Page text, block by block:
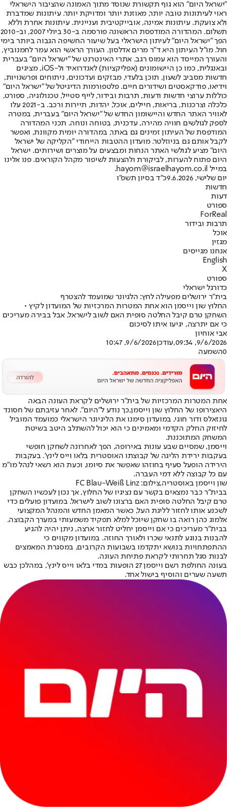
"ישראל היום" הוא גוף תקשורת שנוסד מתוך האמונה שהציבור הישראלי
ראוי לעיתונות טובה יותר, מאוזנת יותר ומדויקת יותר. עיתונות שמדברת
ולא צועקת. עיתונות אמינה, אובייקטיבית ועניינית. עיתונות אחרת וללא
תשלום. המהדורה המודפסת הראשונה פורסמה ב-30 ביולי 2007, וב-2010
הפך "ישראל היום" לעיתון הישראלי בעל שיעור החשיפה הגבוה ביותר בימי
חול. מו"ל העיתון היא ד"ר מרים אדלסון. העורך הראשי הוא עמר לחמנוביץ,
והעורך המייסד הוא עמוס רגב. אתרי האינטרנט של "ישראל היום" בעברית
ובאנגלית, כמו כן היישומונים (אפליקציות) לאנדרואיד ול-iOS, מציגים
חדשות מסביב לשעון, תוכן בלעדי, מבזקים ועדכונים, ניתוחים ופרשנויות,
וידיאו, פודקאסטים ושידורים חיים. פלטפורמות הדיגיטל של "ישראל היום"
כוללות ערוצי חדשות ודעות, תרבות ובידור, לייף סטייל, טכנולוגיה, ספורט,
כלכלה וצרכנות, בריאות, חיילים, אוכל, יהדות, תיירות ורכב. ב-2021 עלו
לאוויר האתר החדש והיישומון החדש של "ישראל היום" בעברית, במטרה
לספק לגולשים חוויה מהירה, עדכנית, בטוחה ונוחה. תכני המהדורה
המודפסת של העיתון זמינים גם באתר, במהדורה יומית מקוונת, ואפשר
לקבל אותם גם בניוזלטר. מועדון ההטבות הייחודי "הקליקה של ישראל
היום" מציע לגולשי האתר הנחות ומבצעים על מוצרים ושירותים. ישראל
היום פתוח להערות, לביקורת ולהצעות לשיפור מקהל הקוראים. פנו אלינו
במייל hayom@israelhayom.co.il.
יום שלישי, 9.6.2026
כ"ד בסיון תשפ"ו
חדשות
דעות
ספורט
ForReal
תרבות ובידור
אוכל
מגזין
אנחנו מגייסים
English
X
ספורט
כדורגל ישראלי
בית"ר ירושלים מפעילה לחץ: הלגיונר שמועמד להצטרף
החלוץ שון וייסמן הוא אחת המטרות המרכזיות של המועדון לקיץ •
השחקן טרם קיבל החלטה סופית האם לשוב לישראל, אבל בבירה מעריכים
כי אם יתרצה, יגיעו איתו לסיכום
אבי אוחיון
9/6/2026, 09:34
,עודכן9/6/2026, 10:47
0השמעה
אחת המטרות המרכזיות של בית"ר ירושלים לקראת העונה הבאה
היאצירופו של החלוץ שון וייסמן,כך נודע ל"היום". לאחר עזיבתם של חסונד
גונזאלס ודור חוגי, במועדון סימנו את הליגיונר הישראלי כמועמד המוביל
לחיזוק החלק הקדמי ומאמינים כי הוא יכול להשתלב היטב בשיטת
המשחק המתוכננת.
וייסמן, שמסיים שבע עונות באירופה, הפך לאחרונה לשחקן חופשי
בעקבות ירידת הליגה של קבוצתו האוסטרית בלאו וייס לינץ'. בעקבות
הירידה הופעל סעיף בחוזהו שאפשר את סיומו, וכעת הוא רשאי לנהל מו"מ
עם כל קבוצה ללא דמי העברה.
שון וייסמן באוסטריה,צילום: FC Blau-Weiß Linz
בבית"ר כבר נמצאים בקשר עם נציגיו של החלוץ, אך נכון לעכשיו השחקן
טרם קיבל החלטה סופית האם ברצונו לשוב לישראל. במועדון פועלים כדי
לשכנע אותו לחזור לליגת העל, כאשר המאמן החדש והמנהל המקצועי
אלמוג כהן רואה בו שחקן שיוכל למלא תפקיד משמעותי במערך הקבוצה.
בבית"ר מעריכים כי אם וייסמן יחליט לחזור ארצה, ניתן יהיה להגיע
להבנות בנוגע לתנאי שכרו ולאורך החוזה. במועדון מקווים כי
ההתפתחויות בנושא יתקדמו בשבועות הקרובים, במסגרת המאמצים
לבנות סגל תחרותי לקראת פתיחת העונה.
בעונה החולפת רשם וייסמן 27 הופעות במדי בלאו וייס לינץ', במהלכן כבש
תשעה שערים והוסיף בישול אחד.